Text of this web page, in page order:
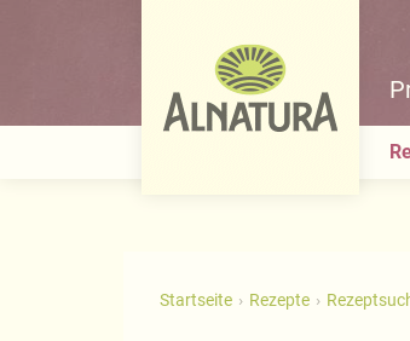
Startseite Rezepte